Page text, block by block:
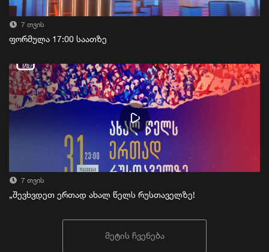
7 თვის
ფორმულა 17:00 საათზე
7 თვის
„შევხვდეთ ერთად ახალ წელს რუსთაველზე!
მეტის ჩვენება